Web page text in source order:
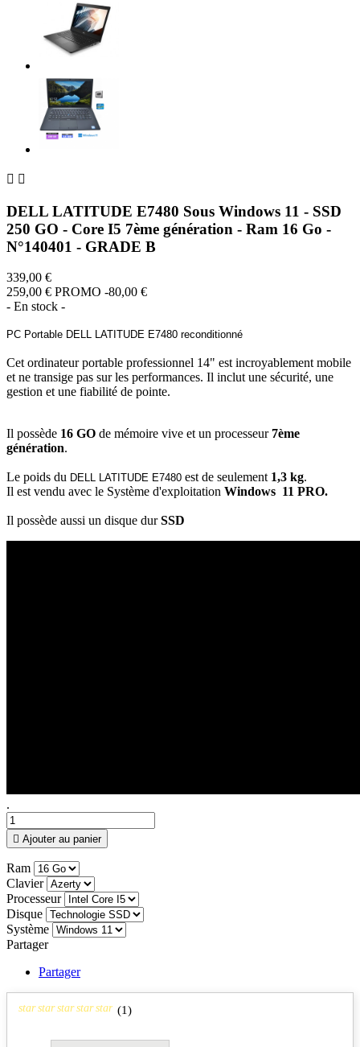
 
DELL LATITUDE E7480 Sous Windows 11 - SSD
250 GO - Core I5 7ème génération - Ram 16 Go -
N°140401 - GRADE B
339,00 €
259,00 € PROMO -80,00 €
- En stock -
PC Portable DELL LATITUDE E7480 reconditionné
Cet ordinateur portable professionnel 14" est incroyablement mobile
et ne transige pas sur les performances. Il inclut une sécurité, une
gestion et une fiabilité de pointe.
Il possède 16 GO de mémoire vive et un processeur 7ème
génération.
Le poids du DELL LATITUDE E7480 est de seulement 1,3 kg.
Il est vendu avec le Système d'exploitation Windows 11 PRO.
Il possède aussi un disque durSSD
.
 Ajouter au panier
Ram
Clavier
Processeur
Disque
Système
Partager
Partager
star star star star star (1)